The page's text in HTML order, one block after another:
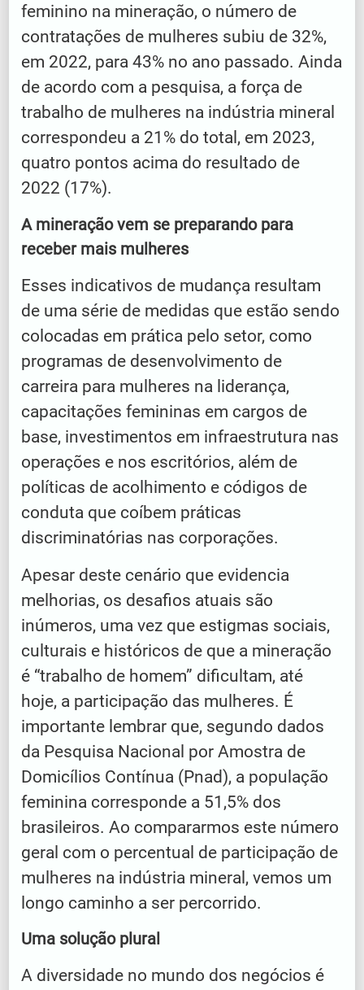
feminino na mineração, o número de
contratações de mulheres subiu de 32%,
em 2022, para 43% no ano passado. Ainda
de acordo com a pesquisa, a força de
trabalho de mulheres na indústria mineral
correspondeu a 21% do total, em 2023,
quatro pontos acima do resultado de
2022 (17%).
A mineração vem se preparando para
receber mais mulheres
Esses indicativos de mudança resultam
de uma série de medidas que estão sendo
colocadas em prática pelo setor, como
programas de desenvolvimento de
carreira para mulheres na liderança,
capacitações femininas em cargos de
base, investimentos em infraestrutura nas
operações e nos escritórios, além de
políticas de acolhimento e códigos de
conduta que coíbem práticas
discriminatórias nas corporações.
Apesar deste cenário que evidencia
melhorias, os desafios atuais são
inúmeros, uma vez que estigmas sociais,
culturais e históricos de que a mineração
é “trabalho de homem” dificultam, até
hoje, a participação das mulheres. É
importante lembrar que, segundo dados
da Pesquisa Nacional por Amostra de
Domicílios Contínua (Pnad), a população
feminina corresponde a 51,5% dos
brasileiros. Ao compararmos este número
geral com o percentual de participação de
mulheres na indústria mineral, vemos um
longo caminho a ser percorrido.
Uma solução plural
A diversidade no mundo dos negócios é